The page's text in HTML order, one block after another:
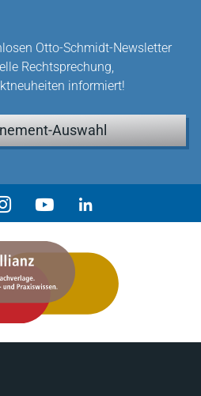
Otto-Schmidt-Newsletter
Rechtsprechung,
informiert!
Auswahl